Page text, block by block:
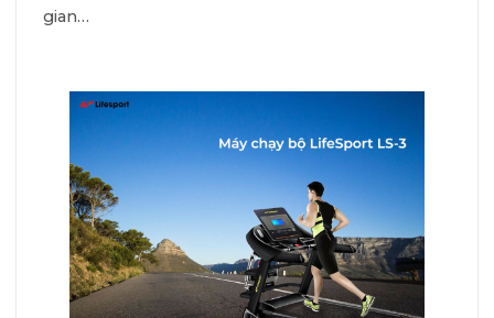
gian…